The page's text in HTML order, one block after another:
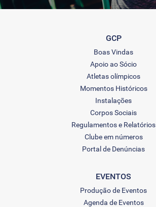
GCP
Boas Vindas
Apoio ao Sócio
Atletas olímpicos
Momentos Históricos
Instalações
Corpos Sociais
Regulamentos e Relatórios
Clube em números
Portal de Denúncias
EVENTOS
Produção de Eventos
Agenda de Eventos